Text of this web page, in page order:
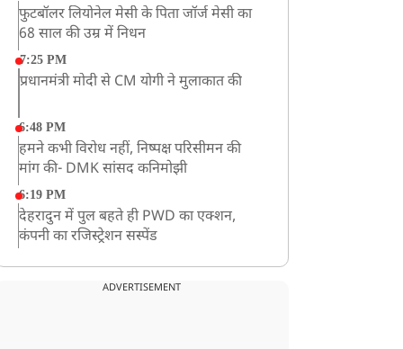
फुटबॉलर लियोनेल मेसी के पिता जॉर्ज मेसी का
68 साल की उम्र में निधन
7:25 PM
प्रधानमंत्री मोदी से CM योगी ने मुलाकात की
6:48 PM
हमने कभी विरोध नहीं, निष्पक्ष परिसीमन की
मांग की- DMK सांसद कनिमोझी
6:19 PM
देहरादुन में पुल बहते ही PWD का एक्शन,
कंपनी का रजिस्ट्रेशन सस्पेंड
खराब मौसम की चेतावनी के कारण अमरनाथ
ADVERTISEMENT